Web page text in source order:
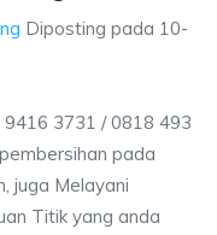
Diposting pada 10-
3731 / 0818 493
pada
juga Melayani
Titik yang anda